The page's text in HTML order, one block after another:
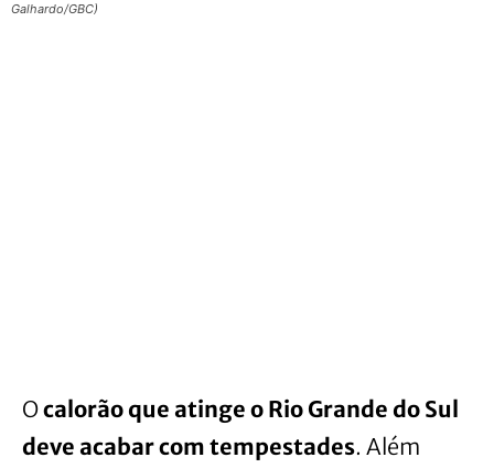
Galhardo/GBC)
Ocalorão que atinge o Rio Grande do Sul
deve acabar com tempestades. Além